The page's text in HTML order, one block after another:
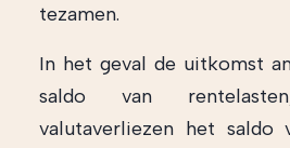
tezamen.
In het geval de uitkomst
saldo van
valutaverliezen het saldo